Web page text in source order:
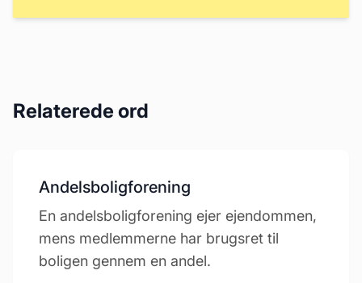
Relaterede ord
Andelsboligforening
En andelsboligforening ejer ejendommen,
mens medlemmerne har brugsret til
boligen gennem en andel.